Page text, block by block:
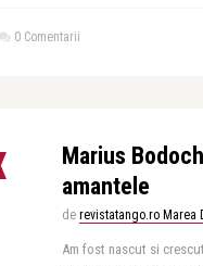
0 Comentarii
Marius
amantele
de revistatango.ro Marea
Am fost nascut si